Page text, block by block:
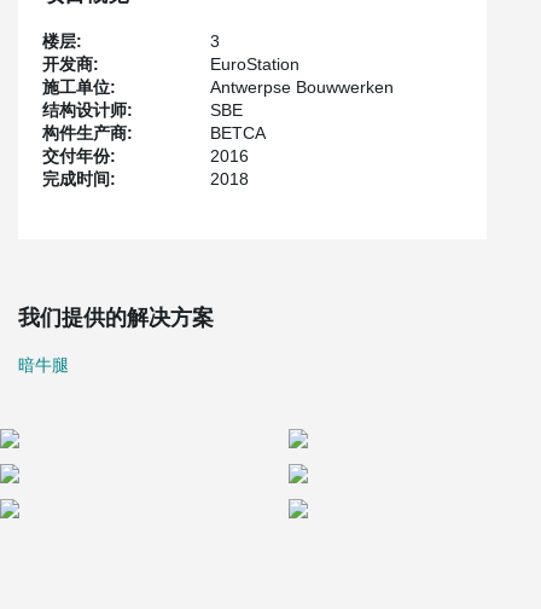
楼层:
3
开发商:
EuroStation
施工单位:
Antwerpse Bouwwerken
结构设计师:
SBE
构件生产商:
BETCA
交付年份:
2016
完成时间:
2018
我们提供的解决方案
暗牛腿